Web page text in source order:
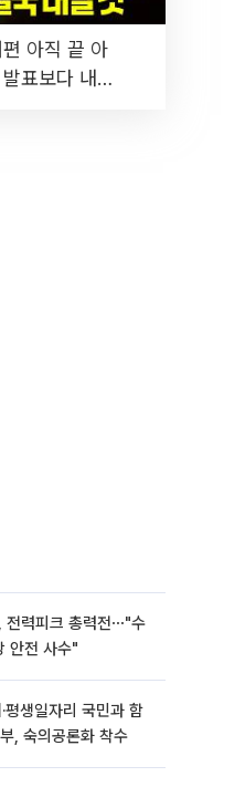
아직 끝 아
표보다 내릴
전력피크 총력전⋯"수
안전 사수"
평생일자리 국민과 함
, 숙의공론화 착수